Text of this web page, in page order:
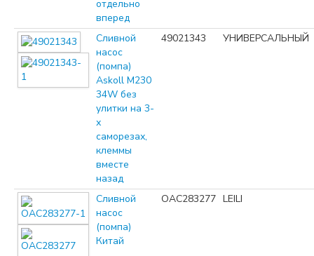
отдельно
вперед
Сливной
насос
(помпа)
Askoll M230
34W без
улитки на 3-
х
саморезах,
клеммы
вместе
назад
49021343 УНИВЕРСАЛЬНЫЙ
Сливной
насос
(помпа)
Китай
OAC283277 LEILI